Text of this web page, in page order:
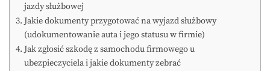
jazdy służbowej
Jakie dokumenty przygotować na wyjazd służbowy
(udokumentowanie auta i jego statusu w firmie)
Jak zgłosić szkodę z samochodu firmowego u
ubezpieczyciela i jakie dokumenty zebrać